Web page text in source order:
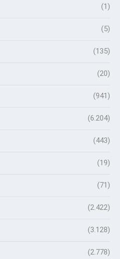
(1)
(5)
(135)
(20)
(941)
(6.204)
(443)
(19)
(71)
(2.422)
(3.128)
(2.778)